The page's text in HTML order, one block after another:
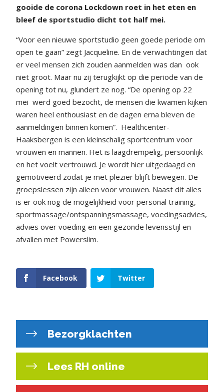
gooide de corona Lockdown roet in het eten en
bleef de sportstudio dicht tot half mei.
“Voor een nieuwe sportstudio geen goede periode om
open te gaan” zegt Jacqueline. En de verwachtingen dat
er veel mensen zich zouden aanmelden was dan ook
niet groot. Maar nu zij terugkijkt op die periode van de
opening tot nu, glundert ze nog. “De opening op 22
mei werd goed bezocht, de mensen die kwamen kijken
waren heel enthousiast en de dagen erna bleven de
aanmeldingen binnen komen”. Healthcenter-
Haaksbergen is een kleinschalig sportcentrum voor
vrouwen en mannen. Het is laagdrempelig, persoonlijk
en het voelt vertrouwd. Je wordt hier uitgedaagd en
gemotiveerd zodat je met plezier blijft bewegen. De
groepslessen zijn alleen voor vrouwen. Naast dit alles
is er ook nog de mogelijkheid voor personal training,
sportmassage/ontspanningsmassage, voedingsadvies,
advies over voeding en een gezonde levensstijl en
afvallen met Powerslim.
Facebook Twitter
Bezorgklachten
Lees RH online